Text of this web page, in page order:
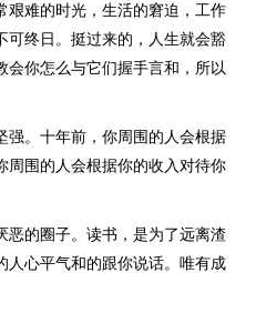
艰难的时光，生活的窘迫，工作
可终日。挺过来的，人生就会豁
你怎么与它们握手言和，所以
强。十年前，你周围的人会根据
周围的人会根据你的收入对待你
恶的圈子。读书，是为了远离渣
人心平气和的跟你说话。唯有成